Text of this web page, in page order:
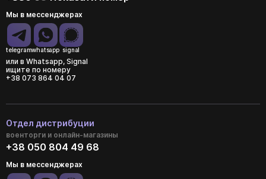
Мы в мессенджерах
telegramwhatsapp signal
или в Whatsapp, Signal
ищите по номеру
+38 073 864 04 07
Отдел дистрибуции
военторги и онлайн-магазины
+38 050 804 49 68
Мы в мессенджерах